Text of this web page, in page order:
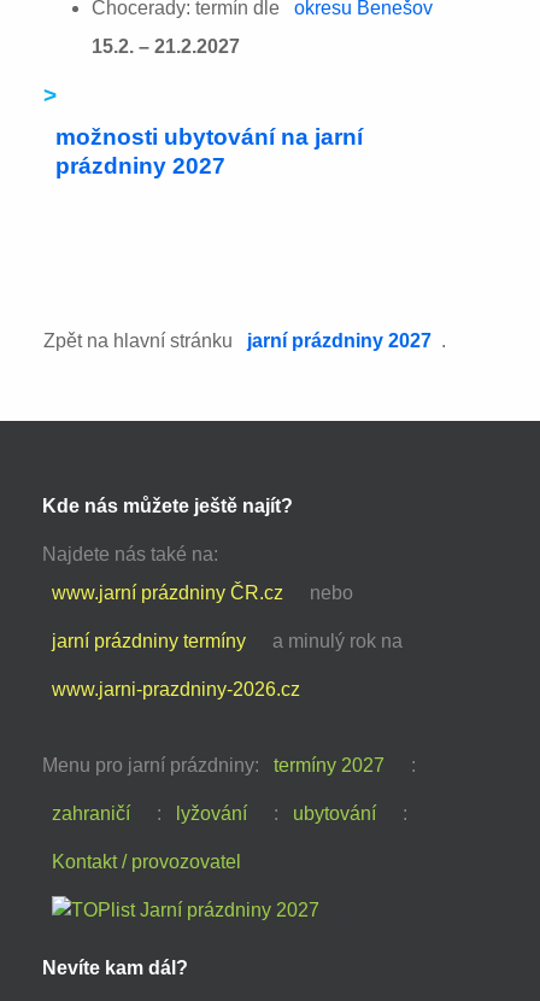
Chocerady: termín dle
okresu Benešov
15.2. – 21.2.2027
>
možnosti ubytování na jarní
prázdniny 2027
Zpět na hlavní stránku jarní prázdniny 2027 .
Kde nás můžete ještě najít?
Najdete nás také na:
www.jarní prázdniny ČR.cz
nebo
jarní prázdniny termíny a minulý rok na
www.jarni-prazdniny-2026.cz
Menu pro jarní prázdniny: termíny 2027 :
zahraničí : lyžování : ubytování :
Kontakt / provozovatel
Nevíte kam dál?